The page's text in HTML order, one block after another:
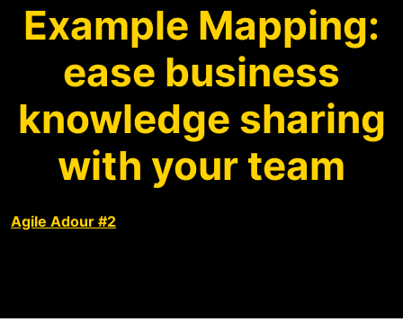
Example Mapping:
ease business
knowledge sharing
with your team
Agile Adour #2